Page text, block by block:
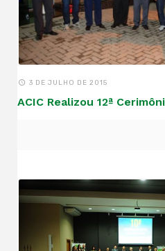
3 DE JULHO DE 2015
ACIC Realizou 12ª